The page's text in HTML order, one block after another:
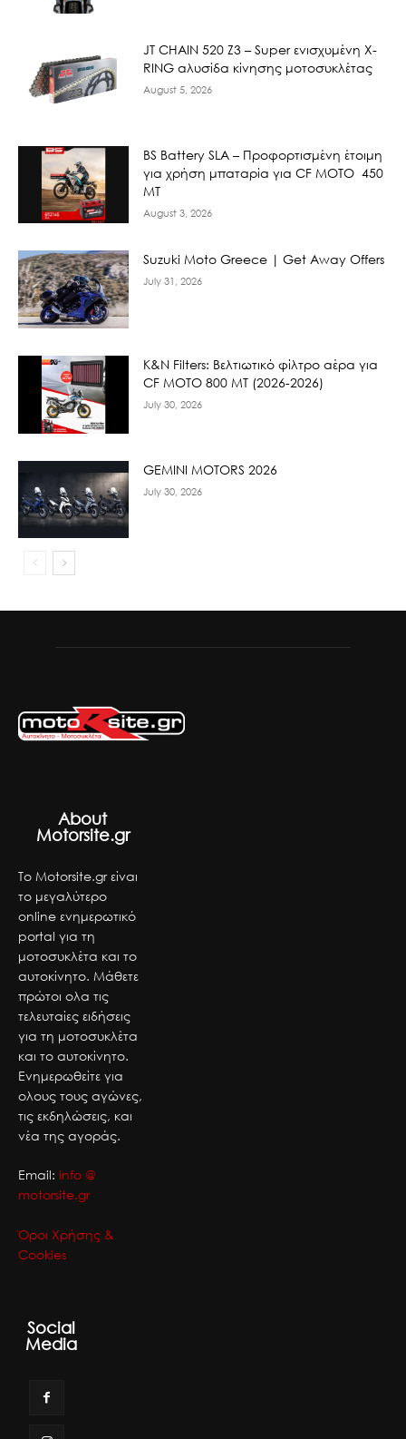
JT CHAIN 520 Ζ3 – Super ενισχυμένη X-
RING αλυσίδα κίνησης μοτοσυκλέτας
August 5, 2026
BS Battery SLA – Προφορτισμένη έτοιμη
για χρήση μπαταρία για CF MOTO 450
MT
August 3, 2026
Suzuki Moto Greece | Get Away Offers
July 31, 2026
K&N Filters: Βελτιωτικό φίλτρο αέρα για
CF ΜΟΤΟ 800 ΜΤ (2026-2026)
July 30, 2026
GEMINI MOTORS 2026
July 30, 2026
About
Motorsite.gr
Το Motorsite.gr είναι
το μεγαλύτερο
online ενημερωτικό
portal για τη
μοτοσυκλέτα και το
αυτοκίνητο. Μάθετε
πρώτοι ολα τις
τελευταίες ειδήσεις
για τη μοτοσυκλέτα
και το αυτοκίνητο.
Ενημερωθείτε για
ολους τους αγώνες,
τις εκδηλώσεις, και
νέα της αγοράς.
Email: info @
motorsite.gr
Όροι Χρήσης &
Cookies
Social
Media